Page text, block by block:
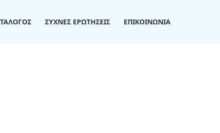
ΣΥΧΝΕΣ ΕΡΩΤΗΣΕΙΣ ΕΠΙΚΟΙΝΩΝΙΑ